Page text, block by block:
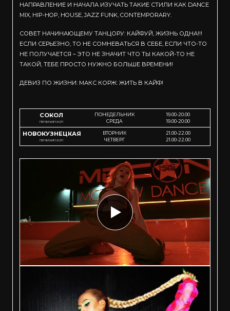
НАПРАВЛЕНИЕ И НАЧАЛА ИЗУЧАТЬ ТАКИЕ СТИЛИ КАК DANCE
MIX, HIP-HOP, HOUSE, JAZZ FUNK, CONTEMPORARY.
СОВЕТ НАЧИНАЮЩЕМУ ТАНЦОРУ: КАЙФУЙ, ЖИЗНЬ ОДНА!!!
ЕСЛИ СЕРЬЕЗНО, ТО НЕ СОМНЕВАТЬСЯ В СЕБЕ, ЕСЛИ ЧТО-ТО
НЕ ПОЛУЧАЕТСЯ – ЭТО НЕ ЗНАЧИТ ЧТО ТЫ КАКОЙ-ТО НЕ
ТАКОЙ, ТЕБЕ ПРОСТО НУЖНО БОЛЬШЕ ВРЕМЕНИ!
ДЕВИЗ ПО ЖИЗНИ: МАКС КОРЖ: ЖИТЬ В КАЙФ!
СОКОЛ
ГЕРЛИ ХИП-ХОП
ПОНЕДЕЛЬНИК
СРЕДА
19.00-20.00
19.00-20.00
НОВОКУЗНЕЦКАЯ
ГЕРЛИ ХИП-ХОП
ВТОРНИК
ЧЕТВЕРГ
21.00-22.00
21.00-22.00